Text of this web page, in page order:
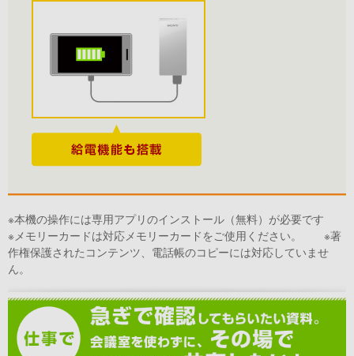
※本機の操作には専用アプリのインストール（無料）が必要です
※メモリーカードは対応メモリーカードをご使用ください。 ※著
作権保護されたコンテンツ、電話帳のコピーには対応していませ
ん。